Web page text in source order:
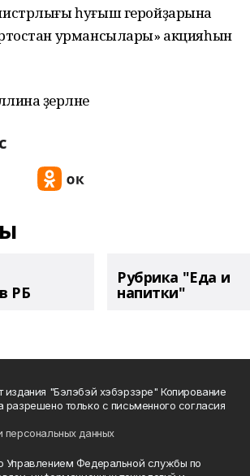
һуғыш геройҙарына
урмансылары» акцияһын
әҙерләне
РБ
Рубрика "Еда и
напитки"
"Бэлэбэй хэбэрзэре" Копирование
разрешено только с письменного согласия
персональных данных
Управлением Федеральной службы по